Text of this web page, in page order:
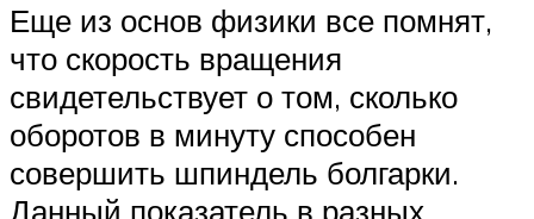
Еще из основ физики все помнят,
что скорость вращения
свидетельствует о том, сколько
оборотов в минуту способен
совершить шпиндель болгарки.
Данный показатель в разных